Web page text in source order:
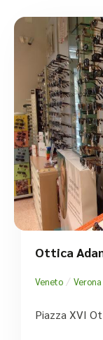
Ottica
Veneto / Verona
Piazza XVI